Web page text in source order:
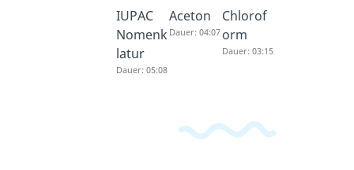
IUPAC
Nomenk
latur
Dauer: 05:08
Aceton
Dauer: 04:07
Chlorof
orm
Dauer: 03:15